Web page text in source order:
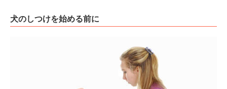
犬のしつけを始める前に